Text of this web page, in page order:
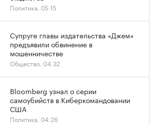
Политика, 05:15
Супруге главы издательства «Джем»
предъявили обвинение в
мошенничестве
Общество, 04:32
Bloomberg узнал о серии
самоубийств в Киберкомандовании
США
Политика, 04:26